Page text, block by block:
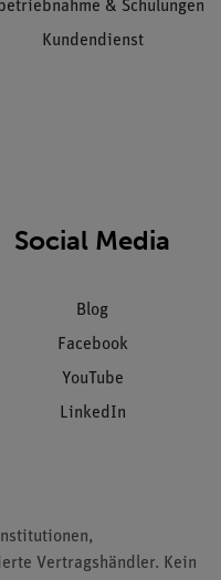
& Schulungen
Kundendienst
Social Media
Blog
Facebook
YouTube
LinkedIn
Vertragshändler. Kein